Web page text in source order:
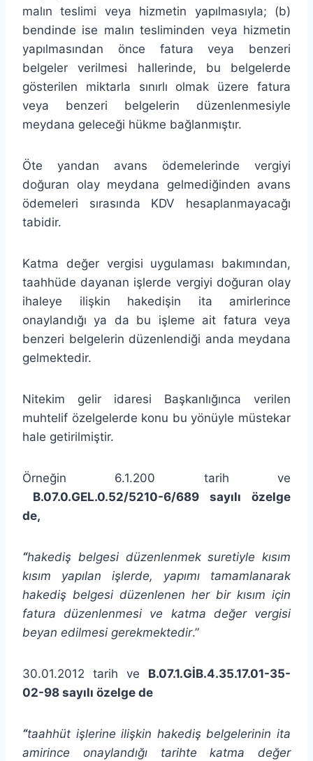
malın teslimi veya hizmetin yapılmasıyla; (b)
bendinde ise malın tesliminden veya hizmetin
yapılmasından önce fatura veya benzeri
belgeler verilmesi hallerinde, bu belgelerde
gösterilen miktarla sınırlı olmak üzere fatura
veya benzeri belgelerin düzenlenmesiyle
meydana geleceği hükme bağlanmıştır.
Öte yandan avans ödemelerinde vergiyi
doğuran olay meydana gelmediğinden avans
ödemeleri sırasında KDV hesaplanmayacağı
tabidir.
Katma değer vergisi uygulaması bakımından,
taahhüde dayanan işlerde vergiyi doğuran olay
ihaleye ilişkin hakedişin ita amirlerince
onaylandığı ya da bu işleme ait fatura veya
benzeri belgelerin düzenlendiği anda meydana
gelmektedir.
Nitekim gelir idaresi Başkanlığınca verilen
muhtelif özelgelerde konu bu yönüyle müstekar
hale getirilmiştir.
Örneğin 6.1.200 tarih ve
B.07.0.GEL.0.52/5210-6/689 sayılı özelge
de,
“hakediş belgesi düzenlenmek suretiyle kısım
kısım yapılan işlerde, yapımı tamamlanarak
hakediş belgesi düzenlenen her bir kısım için
fatura düzenlenmesi ve katma değer vergisi
beyan edilmesi gerekmektedir.”
30.01.2012 tarih ve B.07.1.GİB.4.35.17.01-35-
02-98 sayılı özelge de
“taahhüt işlerine ilişkin hakediş belgelerinin ita
amirince onaylandığı tarihte katma değer